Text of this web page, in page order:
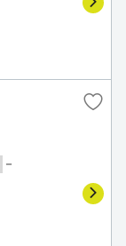
－